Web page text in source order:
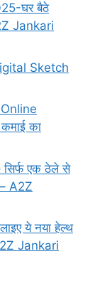
घर बैठे
Jankari
Sketch
का
सिर्फ एक ठेले से
A2Z
ये नया हेल्थ
Jankari